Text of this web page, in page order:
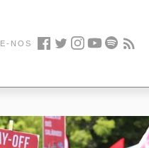
NOS Facebook
TwitterInstagram
Youtube
Spotify
Feed